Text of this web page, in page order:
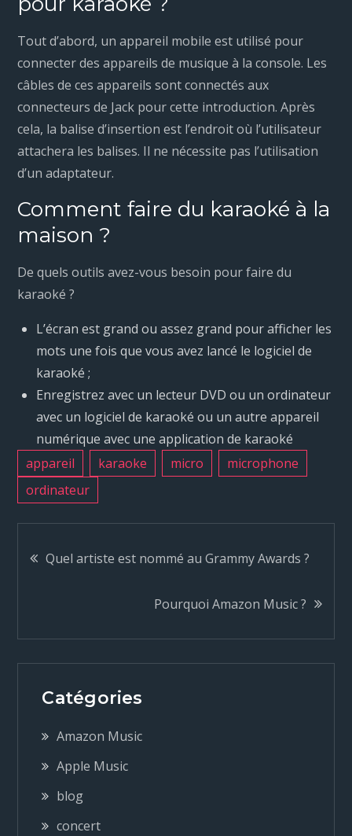
Tout d’abord, un appareil mobile est utilisé pour
connecter des appareils de musique à la console. Les
câbles de ces appareils sont connectés aux
connecteurs de Jack pour cette introduction. Après
cela, la balise d’insertion est l’endroit où l’utilisateur
attachera les balises. Il ne nécessite pas l’utilisation
d’un adaptateur.
Comment faire du karaoké à la
maison ?
De quels outils avez-vous besoin pour faire du
karaoké ?
L’écran est grand ou assez grand pour afficher les
mots une fois que vous avez lancé le logiciel de
karaoké ;
Enregistrez avec un lecteur DVD ou un ordinateur
avec un logiciel de karaoké ou un autre appareil
numérique avec une application de karaoké
appareil
karaoke micro
microphone
ordinateur
N
v
g
a
t
Quel artiste est nommé au Grammy Awards ?
Pourquoi Amazon Music ?
Catégories
Amazon Music
Apple Music
blog
concert